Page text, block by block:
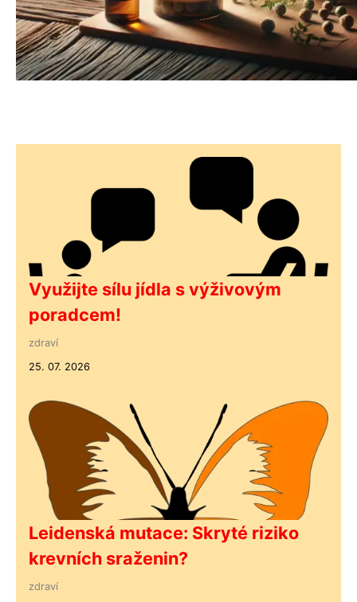
Využijte sílu jídla s výživovým
poradcem!
zdraví
25. 07. 2026
Leidenská mutace: Skryté riziko
krevních sraženin?
zdraví